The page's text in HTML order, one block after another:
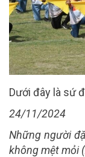
Dưới đây là sứ
24/11/2024
Những người
không mệt mỏi